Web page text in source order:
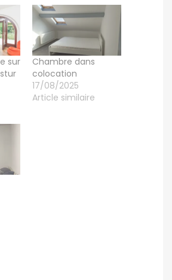
sur
Chambre dans
colocation
17/08/2025
Article similaire